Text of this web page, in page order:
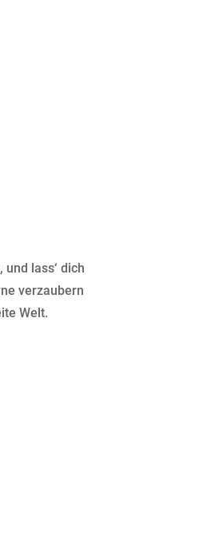
und lass‘ dich
verzaubern
Welt.